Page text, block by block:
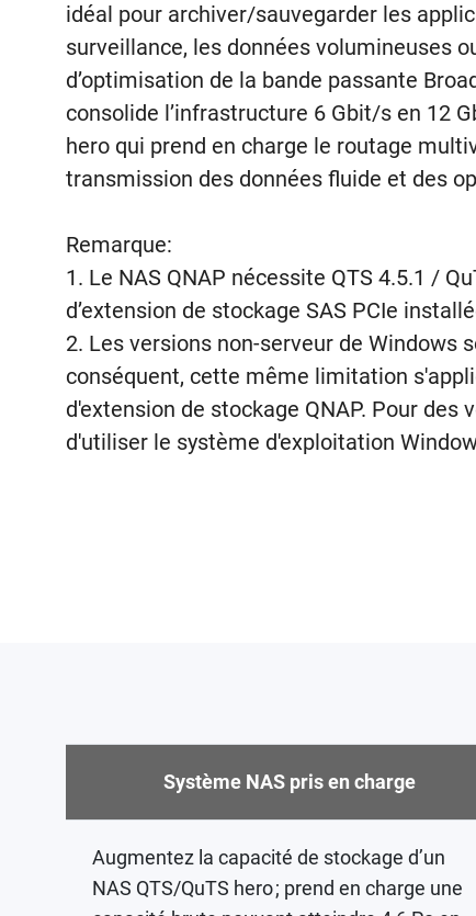
idéal pour archiver/sauvegarder les
surveillance, les données volumineuses
d’optimisation de la bande passante
consolide l’infrastructure 6 Gbit/s en 12
hero qui prend en charge le routage
transmission des données fluide et des
Remarque:
1. Le NAS QNAP nécessite QTS 4.5.1 /
d’extension de stockage SAS PCIe
2. Les versions non-serveur de Windows
conséquent, cette même limitation
d'extension de stockage QNAP. Pour
d'utiliser le système d'exploitation
Système NAS pris en charge
Augmentez la capacité de stockage d’un
NAS QTS/QuTS hero ; prend en charge une